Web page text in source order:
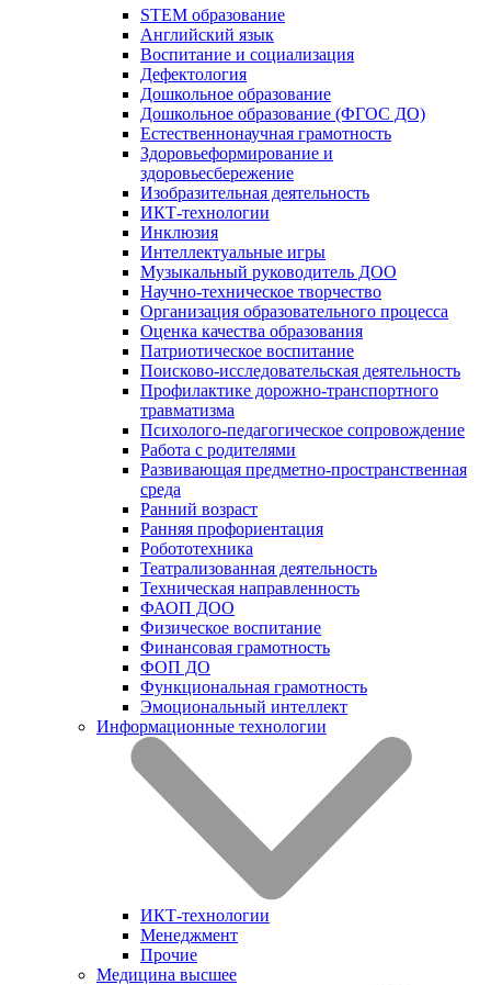
STEM образование
Английский язык
Воспитание и социализация
Дефектология
Дошкольное образование
Дошкольное образование (ФГОС ДО)
Естественнонаучная грамотность
Здоровьеформирование и
здоровьесбережение
Изобразительная деятельность
ИКТ-технологии
Инклюзия
Интеллектуальные игры
Музыкальный руководитель ДОО
Научно-техническое творчество
Организация образовательного процесса
Оценка качества образования
Патриотическое воспитание
Поисково-исследовательская деятельность
Профилактике дорожно-транспортного
травматизма
Психолого-педагогическое сопровождение
Работа с родителями
Развивающая предметно-пространственная
среда
Ранний возраст
Ранняя профориентация
Робототехника
Театрализованная деятельность
Техническая направленность
ФАОП ДОО
Физическое воспитание
Финансовая грамотность
ФОП ДО
Функциональная грамотность
Эмоциональный интеллект
Информационные технологии
ИКТ-технологии
Менеджмент
Прочие
Медицина высшее